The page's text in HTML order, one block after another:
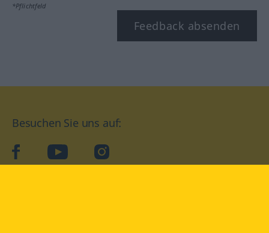
*Pflichtfeld
Feedback absenden
Besuchen Sie uns auf:
facebookYouTube Instagram